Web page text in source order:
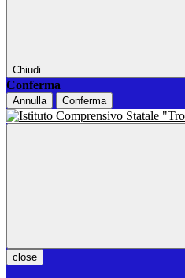
Chiudi
Conferma
Annulla Conferma
close